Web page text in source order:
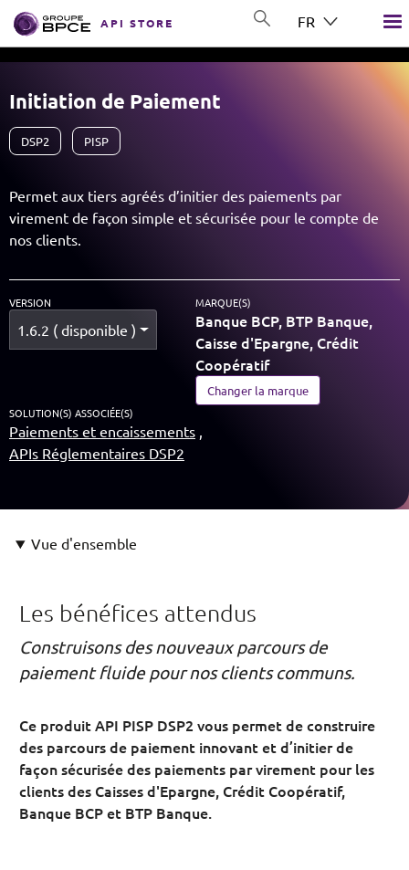
Aller au contenu principal
GROUP BPCE
API STORE FR
Initiation de Paiement
DSP2 PISP
Permet aux tiers agréés d’initier des paiements par
virement de façon simple et sécurisée pour le compte de
nos clients.
VERSION
1.6.2 ( disponible )
MARQUE(S)
Banque BCP, BTP Banque,
Caisse d'Epargne, Crédit
Coopératif
Changer la marque
SOLUTION(S) ASSOCIÉE(S)
Paiements et encaissements
APIs Réglementaires DSP2
Vue d'ensemble
Les bénéfices attendus
Construisons des nouveaux parcours de
paiement fluide pour nos clients communs.
Ce produit API PISP DSP2 vous permet de construire
des parcours de paiement innovant et d’initier de
façon sécurisée des paiements par virement pour les
clients des Caisses d'Epargne, Crédit Coopératif,
Banque BCP et BTP Banque.